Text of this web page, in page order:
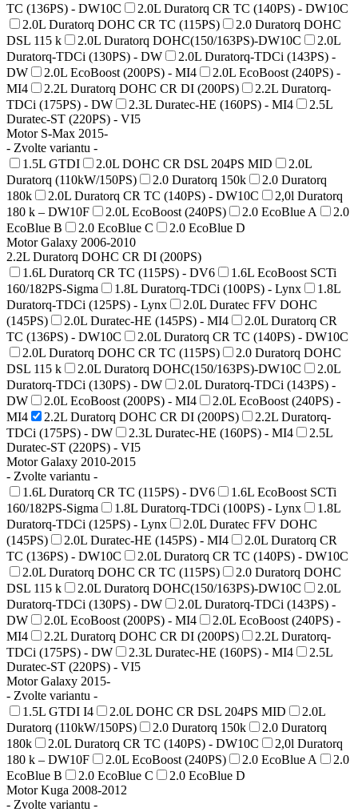
TC (136PS) - DW10C
2.0L Duratorq CR TC (140PS) - DW10C
2.0L Duratorq DOHC CR TC (115PS)
2.0 Duratorq DOHC
DSL 115 k
2.0L Duratorq DOHC(150/163PS)-DW10C
2.0L
Duratorq-TDCi (130PS) - DW
2.0L Duratorq-TDCi (143PS) -
DW
2.0L EcoBoost (200PS) - MI4
2.0L EcoBoost (240PS) -
MI4
2.2L Duratorq DOHC CR DI (200PS)
2.2L Duratorq-
TDCi (175PS) - DW
2.3L Duratec-HE (160PS) - MI4
2.5L
Duratec-ST (220PS) - VI5
Motor S-Max 2015-
- Zvolte variantu -
1.5L GTDI
2.0L DOHC CR DSL 204PS MID
2.0L
Duratorq (110kW/150PS)
2.0 Duratorq 150k
2.0 Duratorq
180k
2.0L Duratorq CR TC (140PS) - DW10C
2,0l Duratorq
180 k – DW10F
2.0L EcoBoost (240PS) 2.0 EcoBlue A
2.0
EcoBlue B
2.0 EcoBlue C
2.0 EcoBlue D
Motor Galaxy 2006-2010
2.2L Duratorq DOHC CR DI (200PS)
1.6L Duratorq CR TC (115PS) - DV6
1.6L EcoBoost SCTi
160/182PS-Sigma
1.8L Duratorq-TDCi (100PS) - Lynx
1.8L
Duratorq-TDCi (125PS) - Lynx
2.0L Duratec FFV DOHC
(145PS)
2.0L Duratec-HE (145PS) - MI4
2.0L Duratorq CR
TC (136PS) - DW10C
2.0L Duratorq CR TC (140PS) - DW10C
2.0L Duratorq DOHC CR TC (115PS)
2.0 Duratorq DOHC
DSL 115 k
2.0L Duratorq DOHC(150/163PS)-DW10C
2.0L
Duratorq-TDCi (130PS) - DW
2.0L Duratorq-TDCi (143PS) -
DW
2.0L EcoBoost (200PS) - MI4
2.0L EcoBoost (240PS) -
MI4
2.2L Duratorq DOHC CR DI (200PS)
2.2L Duratorq-
TDCi (175PS) - DW
2.3L Duratec-HE (160PS) - MI4
2.5L
Duratec-ST (220PS) - VI5
Motor Galaxy 2010-2015
- Zvolte variantu -
1.6L Duratorq CR TC (115PS) - DV6
1.6L EcoBoost SCTi
160/182PS-Sigma
1.8L Duratorq-TDCi (100PS) - Lynx
1.8L
Duratorq-TDCi (125PS) - Lynx
2.0L Duratec FFV DOHC
(145PS)
2.0L Duratec-HE (145PS) - MI4
2.0L Duratorq CR
TC (136PS) - DW10C
2.0L Duratorq CR TC (140PS) - DW10C
2.0L Duratorq DOHC CR TC (115PS)
2.0 Duratorq DOHC
DSL 115 k
2.0L Duratorq DOHC(150/163PS)-DW10C
2.0L
Duratorq-TDCi (130PS) - DW
2.0L Duratorq-TDCi (143PS) -
DW
2.0L EcoBoost (200PS) - MI4
2.0L EcoBoost (240PS) -
MI4
2.2L Duratorq DOHC CR DI (200PS)
2.2L Duratorq-
TDCi (175PS) - DW
2.3L Duratec-HE (160PS) - MI4
2.5L
Duratec-ST (220PS) - VI5
Motor Galaxy 2015-
- Zvolte variantu -
1.5L GTDI I4
2.0L DOHC CR DSL 204PS MID
2.0L
Duratorq (110kW/150PS)
2.0 Duratorq 150k
2.0 Duratorq
180k
2.0L Duratorq CR TC (140PS) - DW10C
2,0l Duratorq
180 k – DW10F
2.0L EcoBoost (240PS) 2.0 EcoBlue A
2.0
EcoBlue B
2.0 EcoBlue C
2.0 EcoBlue D
Motor Kuga 2008-2012
- Zvolte variantu -